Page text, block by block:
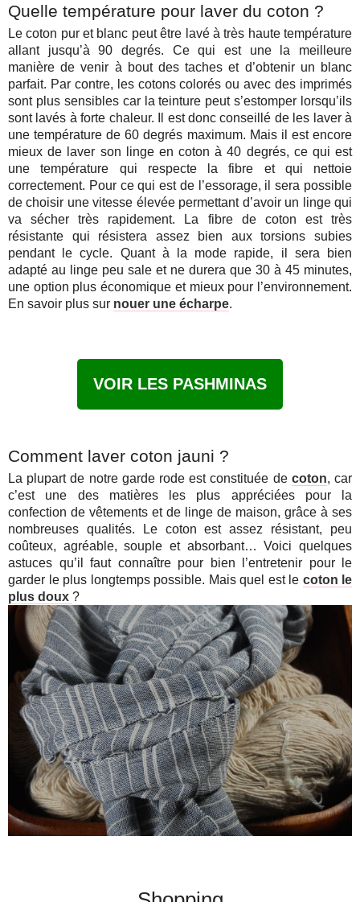
Quelle température pour laver du coton ?
Le coton pur et blanc peut être lavé à très haute température
allant jusqu’à 90 degrés. Ce qui est une la meilleure
manière de venir à bout des taches et d’obtenir un blanc
parfait. Par contre, les cotons colorés ou avec des imprimés
sont plus sensibles car la teinture peut s’estomper lorsqu’ils
sont lavés à forte chaleur. Il est donc conseillé de les laver à
une température de 60 degrés maximum. Mais il est encore
mieux de laver son linge en coton à 40 degrés, ce qui est
une température qui respecte la fibre et qui nettoie
correctement. Pour ce qui est de l’essorage, il sera possible
de choisir une vitesse élevée permettant d’avoir un linge qui
va sécher très rapidement. La fibre de coton est très
résistante qui résistera assez bien aux torsions subies
pendant le cycle. Quant à la mode rapide, il sera bien
adapté au linge peu sale et ne durera que 30 à 45 minutes,
une option plus économique et mieux pour l’environnement.
En savoir plus sur nouer une écharpe.
VOIR LES PASHMINAS
Comment laver coton jauni ?
La plupart de notre garde rode est constituée de coton, car
c’est une des matières les plus appréciées pour la
confection de vêtements et de linge de maison, grâce à ses
nombreuses qualités. Le coton est assez résistant, peu
coûteux, agréable, souple et absorbant… Voici quelques
astuces qu’il faut connaître pour bien l’entretenir pour le
garder le plus longtemps possible. Mais quel est le coton le
plus doux ?